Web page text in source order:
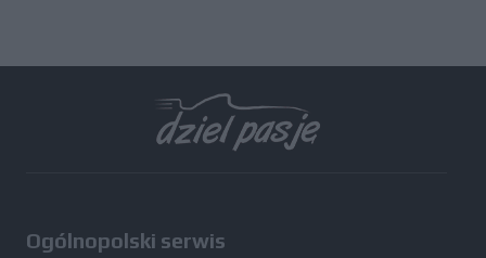
Ogólnopolski serwis